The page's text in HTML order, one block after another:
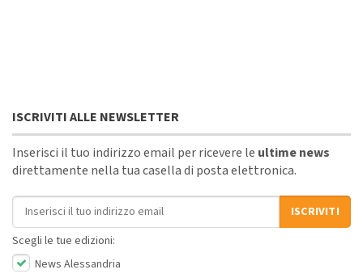
ISCRIVITI ALLE NEWSLETTER
Inserisci il tuo indirizzo email per ricevere le ultime news
direttamente nella tua casella di posta elettronica.
Indirizzo email
ISCRIVITI
Scegli le tue edizioni:
News Alessandria